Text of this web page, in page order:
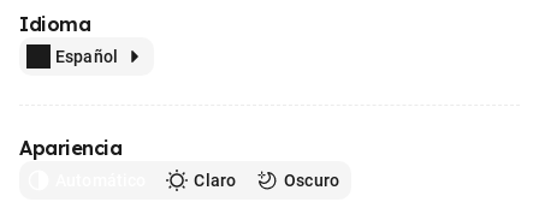
Idioma
Español
Apariencia
Claro Oscuro